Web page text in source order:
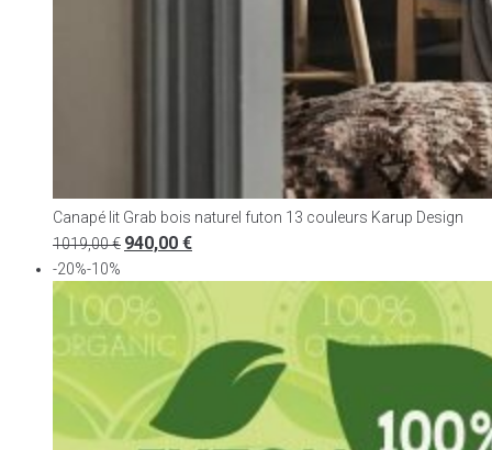
Canapé lit Grab bois naturel futon 13 couleurs Karup Design
1019,00€ 940,00 €
-20%-10%